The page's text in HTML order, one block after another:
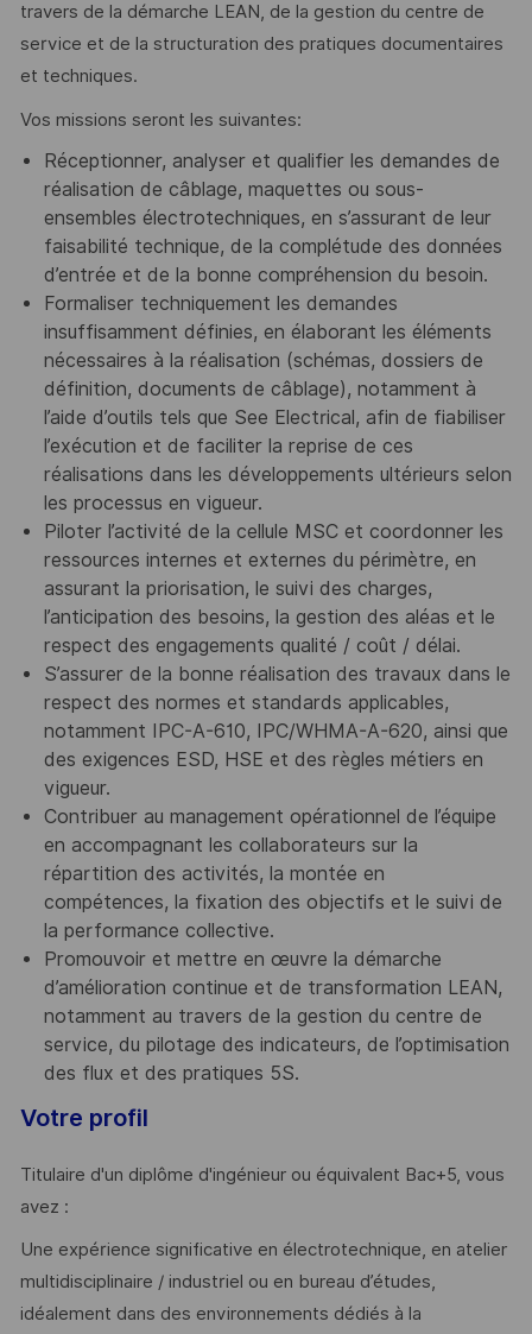
travers de la démarche LEAN, de la gestion du centre de
service et de la structuration des pratiques documentaires
et techniques.
Vos missions seront les suivantes:
Réceptionner, analyser et qualifier les demandes de
réalisation de câblage, maquettes ou sous-
ensembles électrotechniques, en s’assurant de leur
faisabilité technique, de la complétude des données
d’entrée et de la bonne compréhension du besoin.
Formaliser techniquement les demandes
insuffisamment définies, en élaborant les éléments
nécessaires à la réalisation (schémas, dossiers de
définition, documents de câblage), notamment à
l’aide d’outils tels que See Electrical, afin de fiabiliser
l’exécution et de faciliter la reprise de ces
réalisations dans les développements ultérieurs selon
les processus en vigueur.
Piloter l’activité de la cellule MSC et coordonner les
ressources internes et externes du périmètre, en
assurant la priorisation, le suivi des charges,
l’anticipation des besoins, la gestion des aléas et le
respect des engagements qualité / coût / délai.
S’assurer de la bonne réalisation des travaux dans le
respect des normes et standards applicables,
notamment IPC-A-610, IPC/WHMA-A-620, ainsi que
des exigences ESD, HSE et des règles métiers en
vigueur.
Contribuer au management opérationnel de l’équipe
en accompagnant les collaborateurs sur la
répartition des activités, la montée en
compétences, la fixation des objectifs et le suivi de
la performance collective.
Promouvoir et mettre en œuvre la démarche
d’amélioration continue et de transformation LEAN,
notamment au travers de la gestion du centre de
service, du pilotage des indicateurs, de l’optimisation
des flux et des pratiques 5S.
Votre profil
Titulaire d'un diplôme d'ingénieur ou équivalent Bac+5, vous
avez :
Une expérience significative en électrotechnique, en atelier
multidisciplinaire / industriel ou en bureau d’études,
idéalement dans des environnements dédiés à la